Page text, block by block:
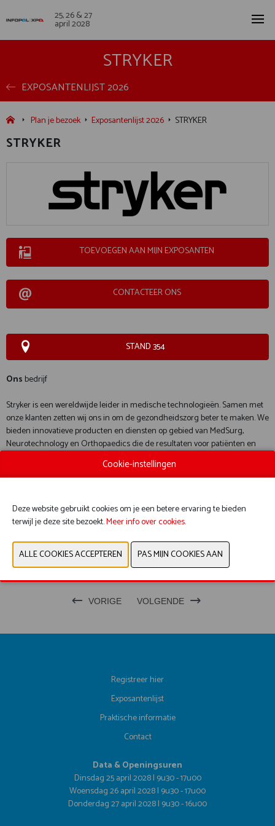
25, 26 & 27
april 2028
STRYKER
EXPOSANTENLIJST 2026
Plan je bezoek Exposantenlijst 2026 STRYKER
STRYKER
TOEVOEGEN AAN MIJN EXPOSANTEN
CONTACTEER ONS
STAND 354
Ons bedrijf
Stryker is een wereldwijde leider in medische technologieën. Samen met
onze klanten zetten wij ons in om de gezondheidszorg beter te maken. We
bieden innovatieve producten en diensten op gebied van MedSurg,
Neurotechnology en Orthopaedics die de resultaten voor patiënten en
ziekenhuizen helpen verbeteren.
WEBSITE CATALOGUS
PRODUCTGROEP
VORIGE VOLGENDE
Registreer hier
Exposantenlijst
Praktische informatie
Contact
Data & Openingsuren
Dinsdag 25 april 2028 | 9u30 - 17u00
Woensdag 26 april 2028 | 9u30 - 17u00
Donderdag 27 april 2028 | 9u30 - 16u00
Cookie-instellingen
Deze website gebruikt cookies om je een betere ervaring te bieden
terwijl je deze site bezoekt.Meer info over cookies.